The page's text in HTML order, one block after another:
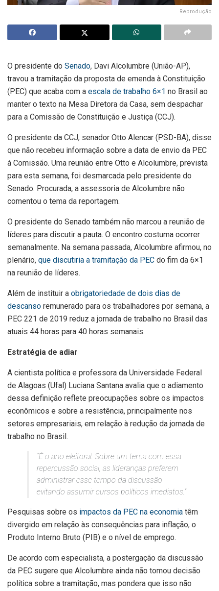
Reprodução
O presidente do Senado, Davi Alcolumbre (União-AP),
travou a tramitação da proposta de emenda à Constituição
(PEC) que acaba com a escala de trabalho 6×1 no Brasil ao
manter o texto na Mesa Diretora da Casa, sem despachar
para a Comissão de Constituição e Justiça (CCJ).
O presidente da CCJ, senador Otto Alencar (PSD-BA), disse
que não recebeu informação sobre a data de envio da PEC
à Comissão. Uma reunião entre Otto e Alcolumbre, prevista
para esta semana, foi desmarcada pelo presidente do
Senado. Procurada, a assessoria de Alcolumbre não
comentou o tema da reportagem.
O presidente do Senado também não marcou a reunião de
líderes para discutir a pauta. O encontro costuma ocorrer
semanalmente. Na semana passada, Alcolumbre afirmou, no
plenário, que discutiria a tramitação da PEC do fim da 6×1
na reunião de líderes.
Além de instituir a obrigatoriedade de dois dias de
descanso remunerado para os trabalhadores por semana, a
PEC 221 de 2019 reduz a jornada de trabalho no Brasil das
atuais 44 horas para 40 horas semanais.
Estratégia de adiar
A cientista política e professora da Universidade Federal
de Alagoas (Ufal) Luciana Santana avalia que o adiamento
dessa definição reflete preocupações sobre os impactos
econômicos e sobre a resistência, principalmente nos
setores empresariais, em relação à redução da jornada de
trabalho no Brasil.
“É o ano eleitoral. Sobre um tema com essa
repercussão social, as lideranças preferem
administrar esse tempo da discussão
evitando assumir cursos políticos imediatos.”
Pesquisas sobre os impactos da PEC na economia têm
divergido em relação às consequências para inflação, o
Produto Interno Bruto (PIB) e o nível de emprego.
De acordo com especialista, a postergação da discussão
da PEC sugere que Alcolumbre ainda não tomou decisão
política sobre a tramitação, mas pondera que isso não